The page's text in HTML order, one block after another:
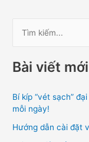
m
i
m
Bài viết mới
Bí kíp “vét sạch”
mỗi ngày!
Hướng dẫn cài đặt